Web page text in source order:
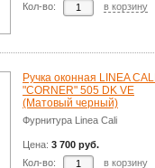
Кол-во:
в корзину
Ручка оконная LINEA CALI
"CORNER" 505 DK VE
(Матовый черный)
Фурнитура Linea Cali
Цена: 3 700 руб.
Кол-во:
в корзину